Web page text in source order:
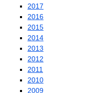
2017
2016
2015
2014
2013
2012
2011
2010
2009